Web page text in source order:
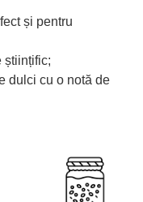
și pentru
științific;
dulci cu o notă de